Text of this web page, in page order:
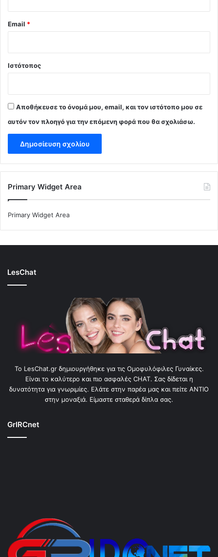
Email *
Ιστότοπος
Αποθήκευσε το όνομά μου, email, και τον ιστότοπο μου σε
αυτόν τον πλοηγό για την επόμενη φορά που θα σχολιάσω.
Primary Widget Area
Primary Widget Area
LesChat
To LesChat.gr δημιουργήθηκε για τις Ομοφυλόφιλες Γυναίκες.
Είναι το καλύτερο και πιο ασφαλές CHAT. Σας δίδεται η
δυνατότητα για γνωριμίες. Ελάτε στην παρέα μας και πείτε ΑΝΤΙΟ
στην μοναξιά. Είμαστε σταθερά δίπλα σας.
GrIRCnet